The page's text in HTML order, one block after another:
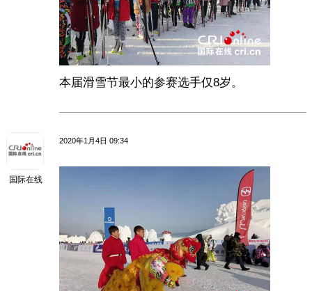
本届滑雪节最小的参赛选手仅8岁。
国际在线
2020年1月4日 09:34